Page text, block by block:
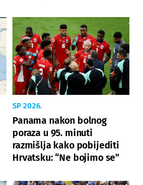
SP 2026.
Panama nakon bolnog
poraza u 95. minuti
razmišlja kako pobijediti
Hrvatsku: “Ne bojimo se”